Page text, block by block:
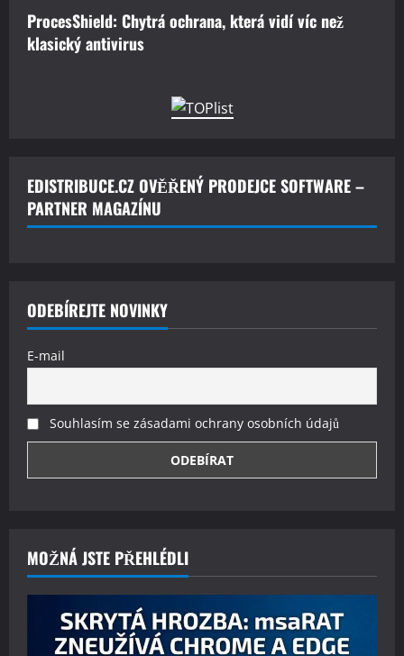
ProcesShield: Chytrá ochrana, která vidí víc než
klasický antivirus
EDISTRIBUCE.CZ OVĚŘENÝ PRODEJCE SOFTWARE –
PARTNER MAGAZÍNU
ODEBÍREJTE NOVINKY
E-mail
Souhlasím se zásadami ochrany osobních údajů
MOŽNÁ JSTE PŘEHLÉDLI